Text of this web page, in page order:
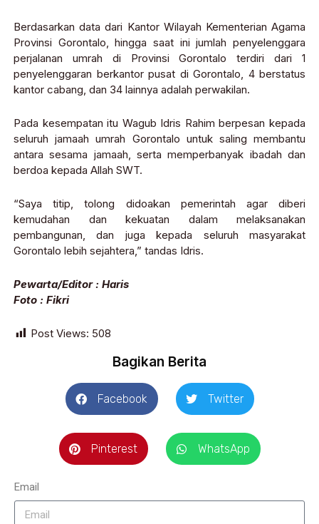
Berdasarkan data dari Kantor Wilayah Kementerian Agama
Provinsi Gorontalo, hingga saat ini jumlah penyelenggara
perjalanan umrah di Provinsi Gorontalo terdiri dari 1
penyelenggaran berkantor pusat di Gorontalo, 4 berstatus
kantor cabang, dan 34 lainnya adalah perwakilan.
Pada kesempatan itu Wagub Idris Rahim berpesan kepada
seluruh jamaah umrah Gorontalo untuk saling membantu
antara sesama jamaah, serta memperbanyak ibadah dan
berdoa kepada Allah SWT.
“Saya titip, tolong didoakan pemerintah agar diberi
kemudahan dan kekuatan dalam melaksanakan
pembangunan, dan juga kepada seluruh masyarakat
Gorontalo lebih sejahtera,” tandas Idris.
Pewarta/Editor : Haris
Foto : Fikri
Post Views: 508
Bagikan Berita
Facebook Twitter
Pinterest WhatsApp
Email